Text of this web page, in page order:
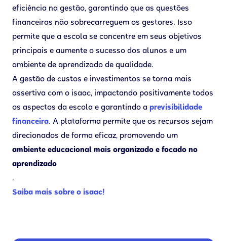
eficiência na gestão, garantindo que as questões
financeiras não sobrecarreguem os gestores. Isso
permite que a escola se concentre em seus objetivos
principais e aumente o sucesso dos alunos e um
ambiente de aprendizado de qualidade.
A gestão de custos e investimentos se torna mais
assertiva com o isaac, impactando positivamente todos
os aspectos da escola e garantindo a previsibilidade
financeira. A plataforma permite que os recursos sejam
direcionados de forma eficaz, promovendo um
ambiente educacional mais organizado e focado no
aprendizado
.
Saiba mais sobre o isaac!